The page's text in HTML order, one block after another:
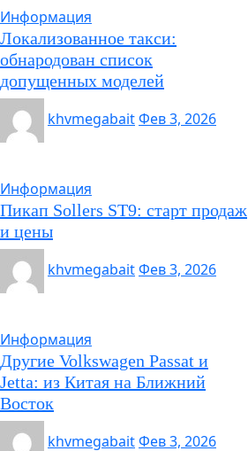
Информация
Локализованное такси:
обнародован список
допущенных моделей
khvmegabaitФев 3, 2026
Информация
Пикап Sollers ST9: старт продаж
и цены
khvmegabaitФев 3, 2026
Информация
Другие Volkswagen Passat и
Jetta: из Китая на Ближний
Восток
khvmegabaitФев 3, 2026